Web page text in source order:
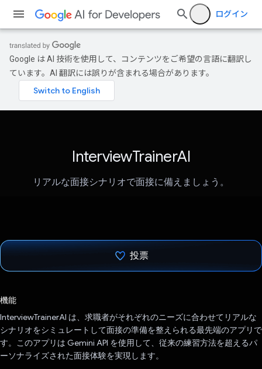
ログイン
Google は AI 技術を使用して、コンテンツをご希望の言語に翻訳し
ています。AI 翻訳には誤りが含まれる場合があります。
InterviewTrainerAI
リアルな面接シナリオで面接に備えましょう。
投票
機能
InterviewTrainerAI は、求職者がそれぞれのニーズに合わせてリアルな
シナリオをシミュレートして面接の準備を整えられる最先端のアプリで
す。このアプリは Gemini API を使用して、従来の練習方法を超えるパ
ーソナライズされた面接体験を実現します。